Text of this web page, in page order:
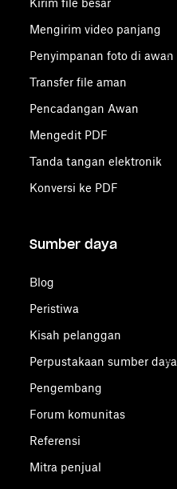
Kirim file besar
Mengirim video panjang
Penyimpanan foto di awan
Transfer file aman
Pencadangan Awan
Mengedit PDF
Tanda tangan elektronik
Konversi ke PDF
Sumber daya
Blog
Peristiwa
Kisah pelanggan
Perpustakaan sumber daya
Pengembang
Forum komunitas
Referensi
Mitra penjual